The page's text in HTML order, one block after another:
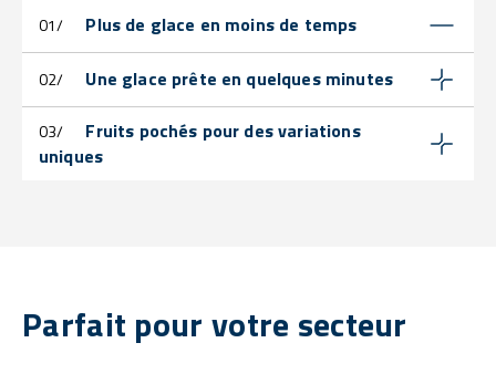
01/ Plus de glace en moins de temps
02/ Une glace prête en quelques minutes
03/
Fruits pochés pour des variations
uniques
Parfait pour votre secteur